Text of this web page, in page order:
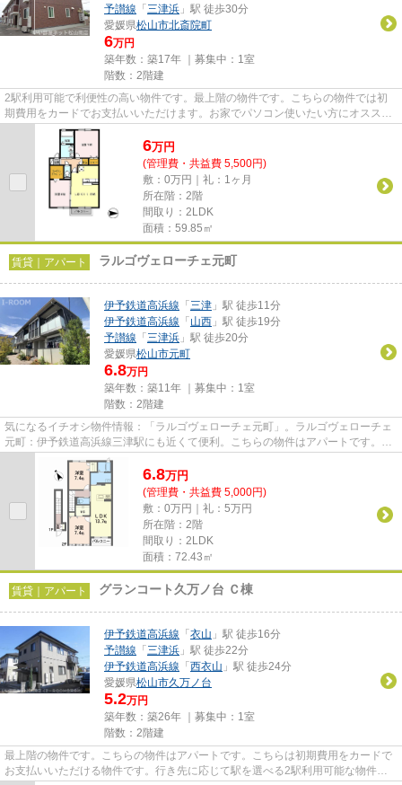
予讃線 「 三津浜 」駅 徒歩30分
愛媛県松山市北斎院町
6万円
築年数：築17年 ｜募集中： 1室
階数：2階建
2駅利用可能で利便性の高い物件です。最上階の物件です。こちらの物件では初
期費用をカードでお支払いいただけます。お家でパソコン使いたい方にオスス
メ、ネット回線工事済み物件。で...
6万円
(管理費・共益費 5,500円)
敷：0万円｜礼：1ヶ月
所在階：2階
間取り：2LDK
面積：59.85㎡
賃貸｜アパート ラルゴヴェローチェ元町
伊予鉄道高浜線 「 三津 」駅 徒歩11分
伊予鉄道高浜線 「 山西 」駅 徒歩19分
予讃線 「 三津浜 」駅 徒歩20分
愛媛県松山市元町
6.8万円
築年数：築11年 ｜募集中： 1室
階数：2階建
気になるイチオシ物件情報：「ラルゴヴェローチェ元町」。ラルゴヴェローチェ
元町：伊予鉄道高浜線三津駅にも近くて便利。こちらの物件はアパートです。こ
ちらは初期費用をカードでお...
6.8万円
(管理費・共益費 5,000円)
敷：0万円｜礼：5万円
所在階：2階
間取り：2LDK
面積：72.43㎡
賃貸｜アパート グランコート久万ノ台 Ｃ棟
伊予鉄道高浜線 「 衣山 」駅 徒歩16分
予讃線 「 三津浜 」駅 徒歩22分
伊予鉄道高浜線 「 西衣山 」駅 徒歩24分
愛媛県松山市久万ノ台
5.2万円
築年数：築26年 ｜募集中： 1室
階数：2階建
最上階の物件です。こちらの物件はアパートです。こちらは初期費用をカードで
お支払いいただける物件です。行き先に応じて駅を選べる2駅利用可能な物件で